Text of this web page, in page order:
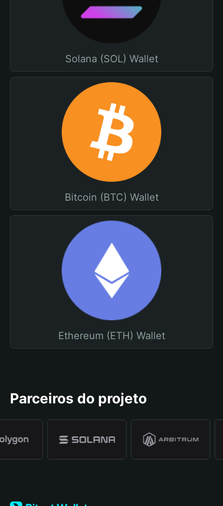
Solana (SOL) Wallet
Bitcoin (BTC) Wallet
Ethereum (ETH) Wallet
Parceiros do projeto